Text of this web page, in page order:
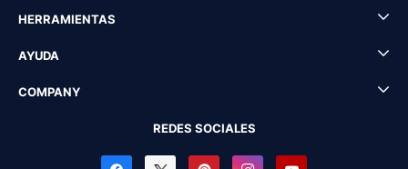
HERRAMIENTAS
AYUDA
COMPANY
REDES SOCIALES